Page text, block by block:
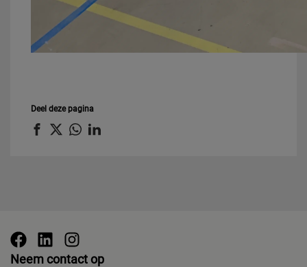
Deel deze pagina
Neem contact op